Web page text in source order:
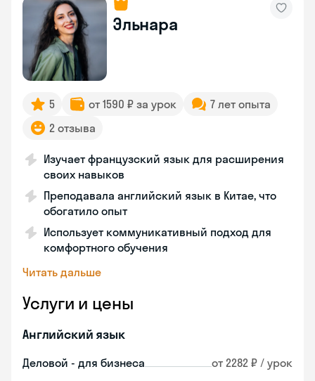
Эльнара
5 от 1590 ₽ за урок
7 лет опыта
2 отзыва
Изучает французский язык для расширения
своих навыков
Преподавала английский язык в Китае, что
обогатило опыт
Использует коммуникативный подход для
комфортного обучения
Читать дальше
Услуги и цены
Английский язык
Деловой - для бизнеса от 2282 ₽ / урок